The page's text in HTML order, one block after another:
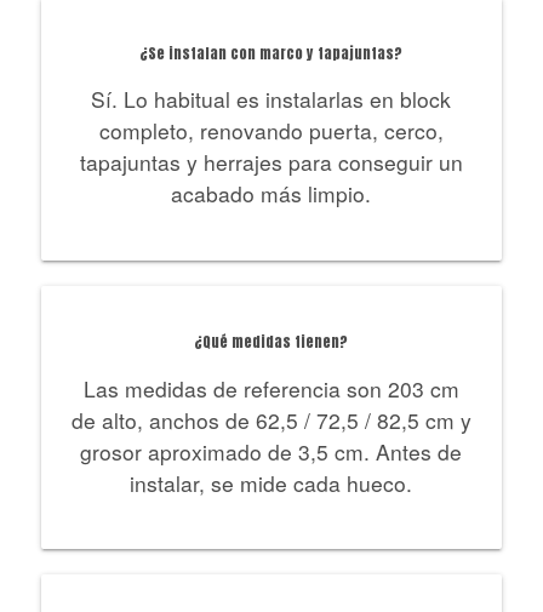
¿Se instalan con marco y tapajuntas?
Sí. Lo habitual es instalarlas en block
completo, renovando puerta, cerco,
tapajuntas y herrajes para conseguir un
acabado más limpio.
¿Qué medidas tienen?
Las medidas de referencia son 203 cm
de alto, anchos de 62,5 / 72,5 / 82,5 cm y
grosor aproximado de 3,5 cm. Antes de
instalar, se mide cada hueco.